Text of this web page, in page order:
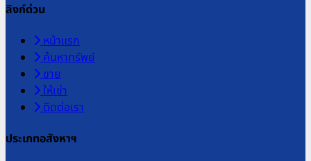
ลิงก์ด่วน
หน้าแรก
ค้นหาทรัพย์
ขาย
ให้เช่า
ติดต่อเรา
ประเภทอสังหาฯ